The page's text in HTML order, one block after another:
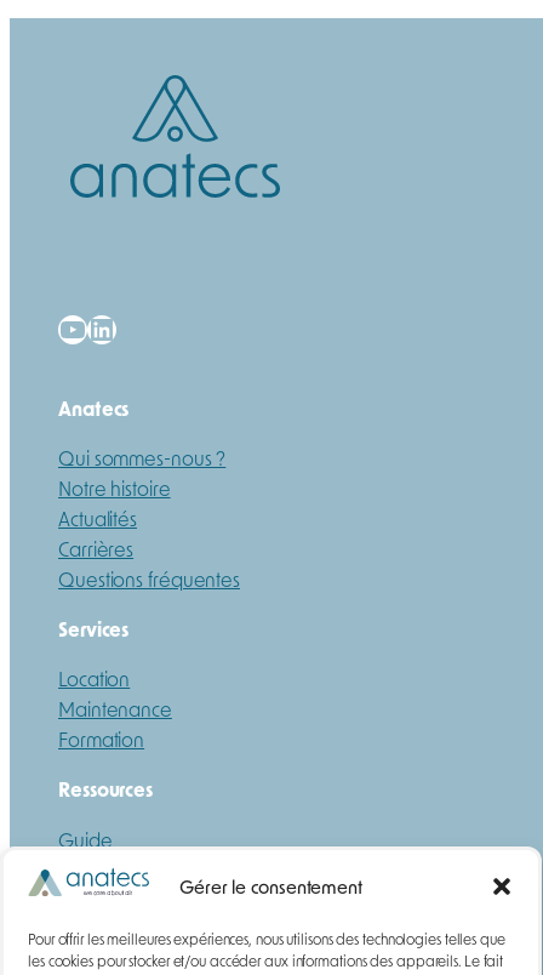
Gérer le consentement
Pour offrir les meilleures expériences, nous utilisons des technologies telles que
les cookies pour stocker et/ou accéder aux informations des appareils. Le fait
YouTube
LinkedIn
Anatecs
Qui sommes-nous ?
Notre histoire
Actualités
Carrières
Questions fréquentes
Services
Location
Maintenance
Formation
Ressources
Guide
Téléchargements
Gaz